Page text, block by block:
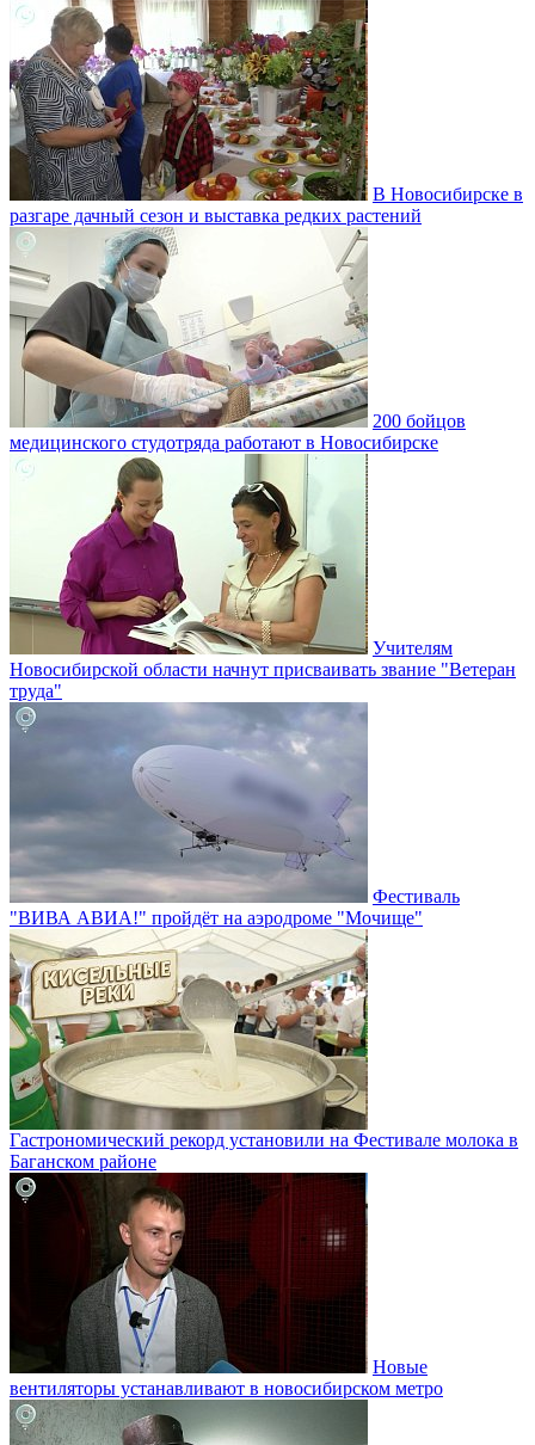
В Новосибирске в
разгаре дачный сезон и выставка редких растений
200 бойцов
медицинского студотряда работают в Новосибирске
Учителям
Новосибирской области начнут присваивать звание "Ветеран
труда"
Фестиваль
"ВИВА АВИА!" пройдёт на аэродроме "Мочище"
Гастрономический рекорд установили на Фестивале молока в
Баганском районе
Новые
вентиляторы устанавливают в новосибирском метро